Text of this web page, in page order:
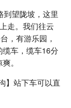
到望陇坡，这里
走。我们往云
，有游乐园，
车，缆车16分
。
】站下车可以直